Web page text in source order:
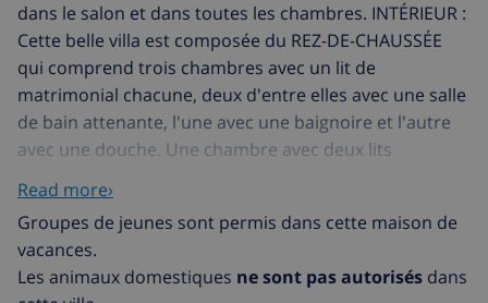
dans le salon et dans toutes les chambres. INTÉRIEUR :
Cette belle villa est composée du REZ-DE-CHAUSSÉE
qui comprend trois chambres avec un lit de
matrimonial chacune, deux d'entre elles avec une salle
de bain attenante, l'une avec une baignoire et l'autre
avec une douche. Une chambre avec deux lits
individuels et enfin une salle de bain avec douche.
L'ÉTAGE comprend un salon-salle à manger avec TV
SAT/TDT qui donne accès à une terrasse couverte
confortable. Une cuisine indépendante entièrement
équipée avec des plaques de gaz et un lave-vaisselle.
Read more›
Groupes de jeunes sont permis dans cette maison de
vacances.
Les animaux domestiques ne sont pas autorisés dans